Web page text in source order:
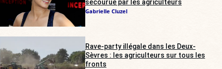
secourue par les agriculteurs
Gabrielle Cluzel
Rave-party illégale dans les Deux-
Sèvres : les agriculteurs sur tous les
fronts